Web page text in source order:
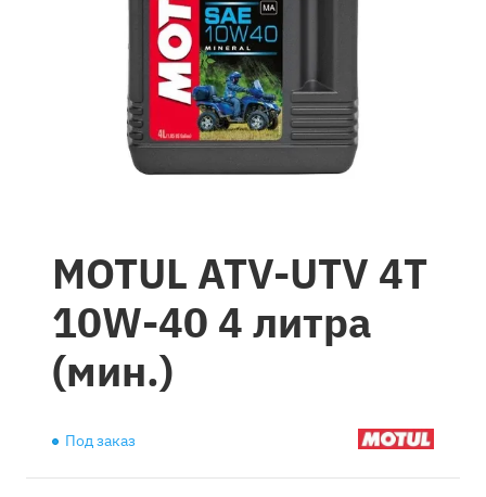
MOTUL ATV-UTV 4T
10W-40 4 литра
(мин.)
Под заказ